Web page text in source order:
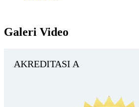
Galeri Video
AKREDITASI A